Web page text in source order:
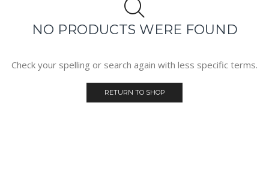
NO PRODUCTS WERE FOUND
Check your spelling or search again with less specific terms.
RETURN TO SHOP